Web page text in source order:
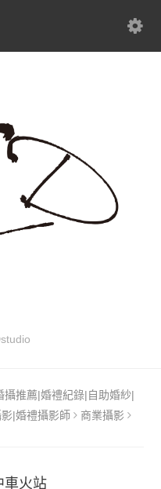
攝推薦|婚禮紀錄|自助婚紗|
|婚禮攝影師
商業攝影
車火站